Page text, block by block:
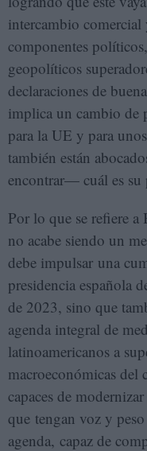
intercambio
componentes
geopolíticos
declaraciones de
implica un cambio de
para la UE y para
también están
encontrar— cuál es su
Por lo que se refiere a
no acabe siendo un
debe impulsar una
presidencia española
de 2023, sino que
agenda integral de
latinoamericanos a
macroeconómicas del
capaces de
que tengan voz y
agenda, capaz de